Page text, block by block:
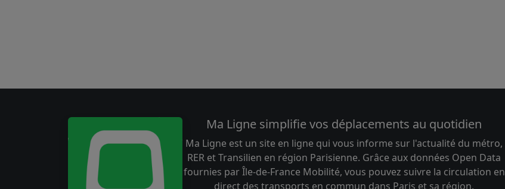
Ma Ligne simplifie vos déplacements au quotidien
Ma Ligne est un site en ligne qui vous informe sur l'actualité du métro,
RER et Transilien en région Parisienne. Grâce aux données Open Data
fournies par Île-de-France Mobilité, vous pouvez suivre la circulation en
direct des transports en commun dans Paris et sa région.